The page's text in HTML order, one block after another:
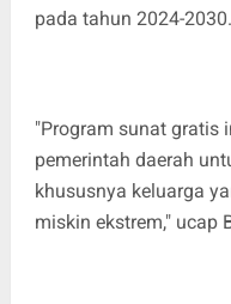
pada tahun 2024-2030.
"Program sunat gratis
pemerintah daerah
khususnya keluarga
miskin ekstrem," ucap